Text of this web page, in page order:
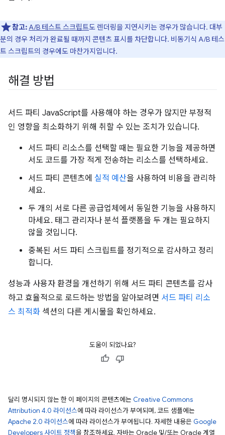
참고:A/B 테스트 스크립트도 렌더링을 지연시키는 경우가 많습니다. 대부
분의 경우 처리가 완료될 때까지 콘텐츠 표시를 차단합니다. 비동기식 A/B 테스
트 스크립트의 경우에도 마찬가지입니다.
해결 방법
서드 파티 JavaScript를 사용해야 하는 경우가 많지만 부정적
인 영향을 최소화하기 위해 취할 수 있는 조치가 있습니다.
서드 파티 리소스를 선택할 때는 필요한 기능을 제공하면
서도 코드를 가장 적게 전송하는 리소스를 선택하세요.
서드 파티 콘텐츠에 실적 예산을 사용하여 비용을 관리하
세요.
두 개의 서로 다른 공급업체에서 동일한 기능을 사용하지
마세요. 태그 관리자나 분석 플랫폼을 두 개는 필요하지
않을 것입니다.
중복된 서드 파티 스크립트를 정기적으로 감사하고 정리
합니다.
성능과 사용자 환경을 개선하기 위해 서드 파티 콘텐츠를 감사
하고 효율적으로 로드하는 방법을 알아보려면 서드 파티 리소
스 최적화 섹션의 다른 게시물을 확인하세요.
도움이 되었나요?
달리 명시되지 않는 한 이 페이지의 콘텐츠에는 Creative Commons
Attribution 4.0 라이선스에 따라 라이선스가 부여되며, 코드 샘플에는
Apache 2.0 라이선스에 따라 라이선스가 부여됩니다. 자세한 내용은 Google
Developers 사이트 정책을 참조하세요. 자바는 Oracle 및/또는 Oracle 계열